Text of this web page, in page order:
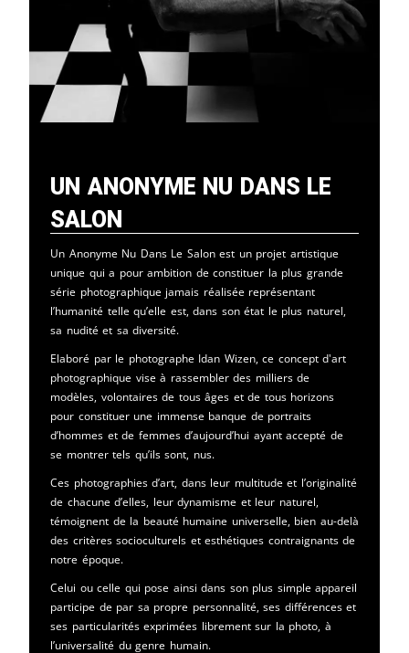
Un Anonyme Nu Dans Le
Salon
Un Anonyme Nu Dans Le Salon est un projet artistique
unique qui a pour ambition de constituer la plus grande
série photographique jamais réalisée représentant
l’humanité telle qu’elle est, dans son état le plus naturel,
sa nudité et sa diversité.
Elaboré par le photographe Idan Wizen, ce concept d'art
photographique vise à rassembler des milliers de
modèles, volontaires de tous âges et de tous horizons
pour constituer une immense banque de portraits
d’hommes et de femmes d’aujourd’hui ayant accepté de
se montrer tels qu’ils sont, nus.
Ces photographies d’art, dans leur multitude et l’originalité
de chacune d’elles, leur dynamisme et leur naturel,
témoignent de la beauté humaine universelle, bien au-delà
des critères socioculturels et esthétiques contraignants de
notre époque.
Celui ou celle qui pose ainsi dans son plus simple appareil
participe de par sa propre personnalité, ses différences et
ses particularités exprimées librement sur la photo, à
l’universalité du genre humain.